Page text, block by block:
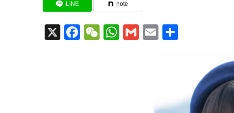
LINE note
X Facebook
WeChat
WhatsApp
GmailEmail